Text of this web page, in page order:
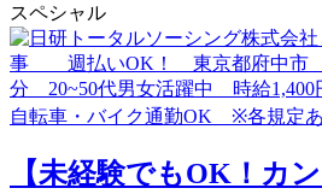
スペシャル
【未経験でもOK！カ